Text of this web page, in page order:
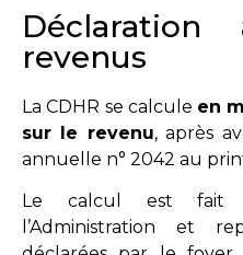
Déclaration
revenus
La CDHR se calcule en
sur le revenu, après
annuelle n° 2042 au
Le calcul est fait
l’Administration et